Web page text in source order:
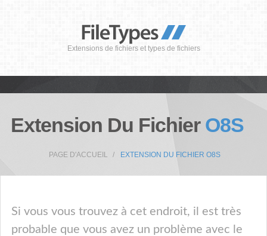
Extensions de fichiers et types de fichiers
Extension Du Fichier O8S
PAGE D'ACCUEIL EXTENSION DU FICHIER O8S
Si vous vous trouvez à cet endroit, il est très
probable que vous avez un problème avec le